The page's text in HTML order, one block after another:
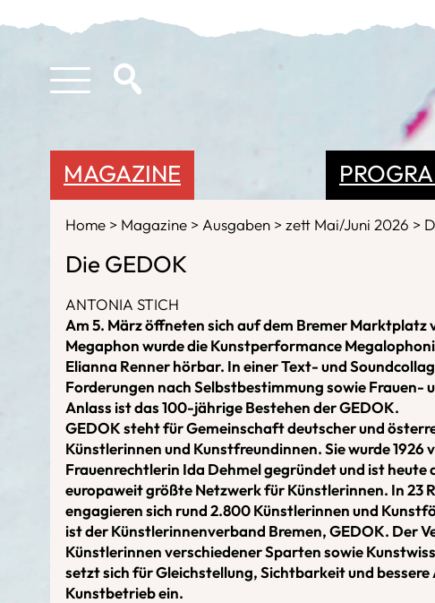
MAGAZINE
Home Magazine Ausgaben zett Mai/Juni 2026
Die GEDOK
ANTONIA STICH
Am 5. März öffneten sich auf dem Bremer Marktplatz
Megaphon wurde die Kunstperformance
Elianna Renner hörbar. In einer Text- und
Forderungen nach Selbstbestimmung sowie Frauen-
Anlass ist das 100-jährige Bestehen der GEDOK.
GEDOK steht für Gemeinschaft deutscher und
Künstlerinnen und Kunstfreundinnen. Sie wurde 1926
Frauenrechtlerin Ida Dehmel gegründet und ist heute
europaweit größte Netzwerk für Künstlerinnen. In 23
engagieren sich rund 2.800 Künstlerinnen und
ist der Künstlerinnenverband Bremen, GEDOK. Der
Künstlerinnen verschiedener Sparten sowie
setzt sich für Gleichstellung, Sichtbarkeit und
Kunstbetrieb ein.